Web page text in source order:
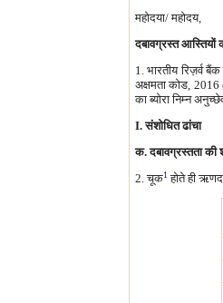
महोदया/ महोदय,
दबावग्रस्त आस्तियों
1. भारतीय रिज़र्व
अक्षमता कोड, 2016
का ब्योरा निम्न
I. संशोधित ढांचा
क. दबावग्रस्तता की
2. चूक1होते ही